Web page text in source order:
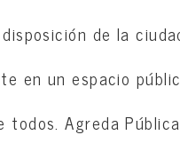
de la
en un espacio
todos. Agreda